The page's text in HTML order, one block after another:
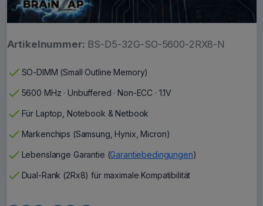
Artikelnummer: BS-D5-32G-SO-5600-2RX8-N
check SO-DIMM (Small Outline Memory)
check 5600 MHz · Unbuffered · Non-ECC · 1.1V
check Für Laptop, Notebook & Netbook
check Markenchips (Samsung, Hynix, Micron)
check Lebenslange Garantie (Garantiebedingungen)
check Dual-Rank (2Rx8) für maximale Kompatibilität